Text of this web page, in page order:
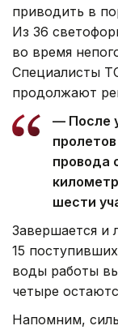
приводить в
Из 36
во время
Специалисты
продолжают
— После
провода
шести
Завершается и
15
воды работы
четыре
Напомним,